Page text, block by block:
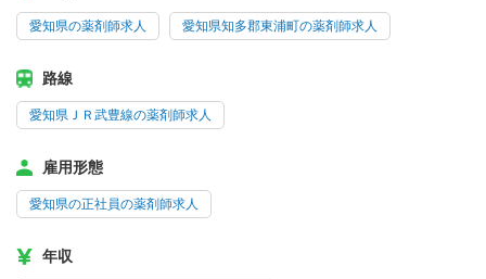
愛知県の薬剤師求人 愛知県知多郡東浦町の薬剤師求人
路線
愛知県ＪＲ武豊線の薬剤師求人
雇用形態
愛知県の正社員の薬剤師求人
年収